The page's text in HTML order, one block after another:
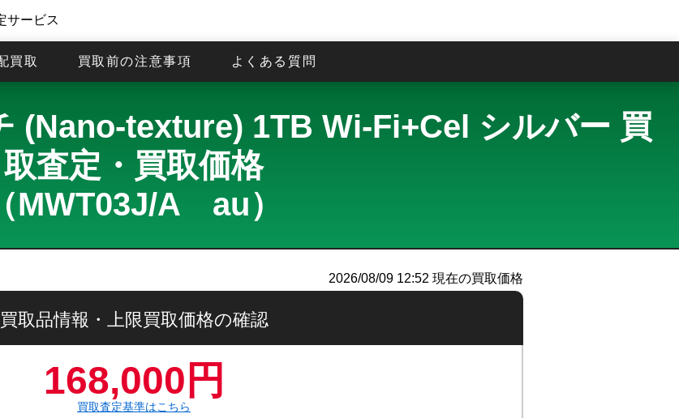
サービス
買取 買取前の注意事項 よくある質問
(Nano-texture) 1TB Wi-Fi+Cel シルバー 買
取査定・買取価格
（MWT03J/A au）
2026/08/09 12:52 現在の買取価格
買取品情報・上限買取価格の確認
168,000円
買取査定基準はこちら